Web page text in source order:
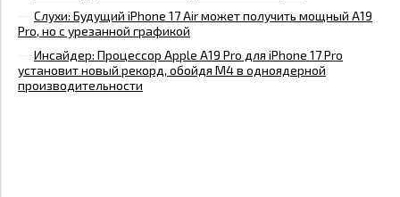
Слухи: Будущий iPhone 17 Air может получить мощный A19
Pro, но с урезанной графикой
Инсайдер: Процессор Apple A19 Pro для iPhone 17 Pro
установит новый рекорд, обойдя M4 в одноядерной
производительности